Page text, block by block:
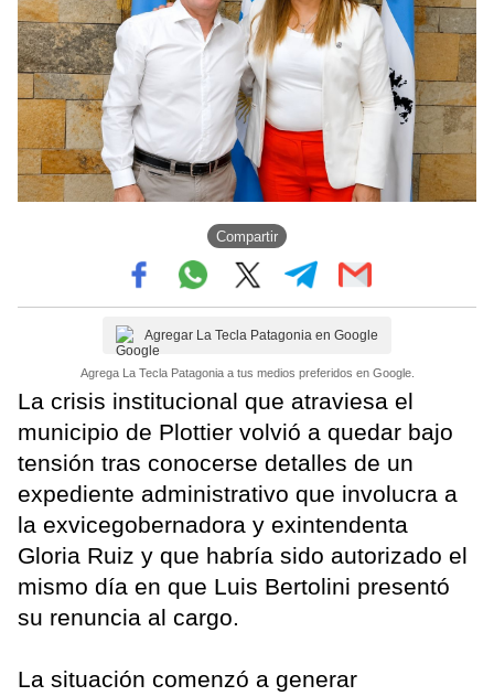
Compartir
Agregar La Tecla Patagonia en Google
Agrega La Tecla Patagonia a tus medios preferidos en Google.
La crisis institucional que atraviesa el
municipio de Plottier volvió a quedar bajo
tensión tras conocerse detalles de un
expediente administrativo que involucra a
la exvicegobernadora y exintendenta
Gloria Ruiz y que habría sido autorizado el
mismo día en que Luis Bertolini presentó
su renuncia al cargo.
La situación comenzó a generar